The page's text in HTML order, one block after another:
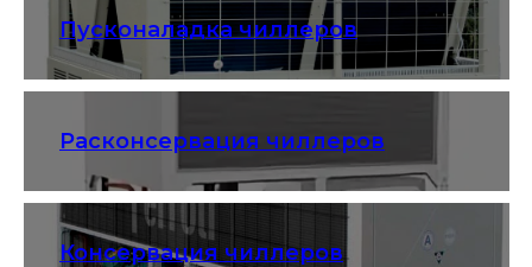
Пусконаладка чиллеров
Расконсервация чиллеров
Консервация чиллеров